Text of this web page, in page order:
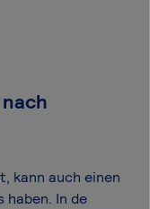
kann auch einen
haben. In de